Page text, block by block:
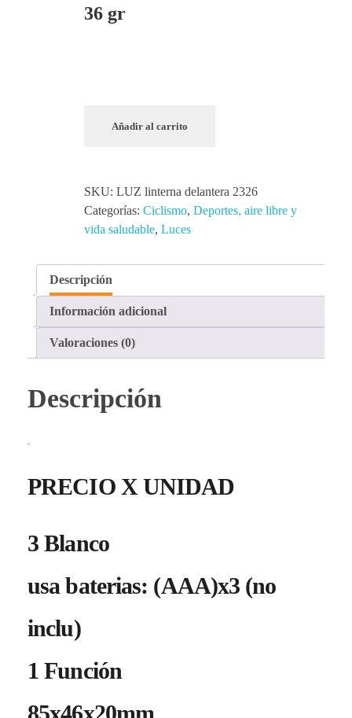
36 gr
Añadir al carrito
SKU: LUZ linterna delantera 2326
Categorías: Ciclismo, Deportes, aire libre y
vida saludable, Luces
Descripción
Información adicional
Valoraciones (0)
Descripción
PRECIO X UNIDAD
3 Blanco
usa baterias: (AAA)x3 (no
inclu)
1 Función
85x46x20mm